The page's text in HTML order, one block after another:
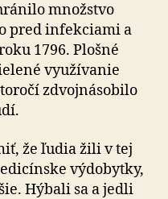
množstvo
pred infekciami a
1796. Plošné
využívanie
zdvojnásobilo
že ľudia žili v tej
výdobytky,
Hýbali sa a jedli